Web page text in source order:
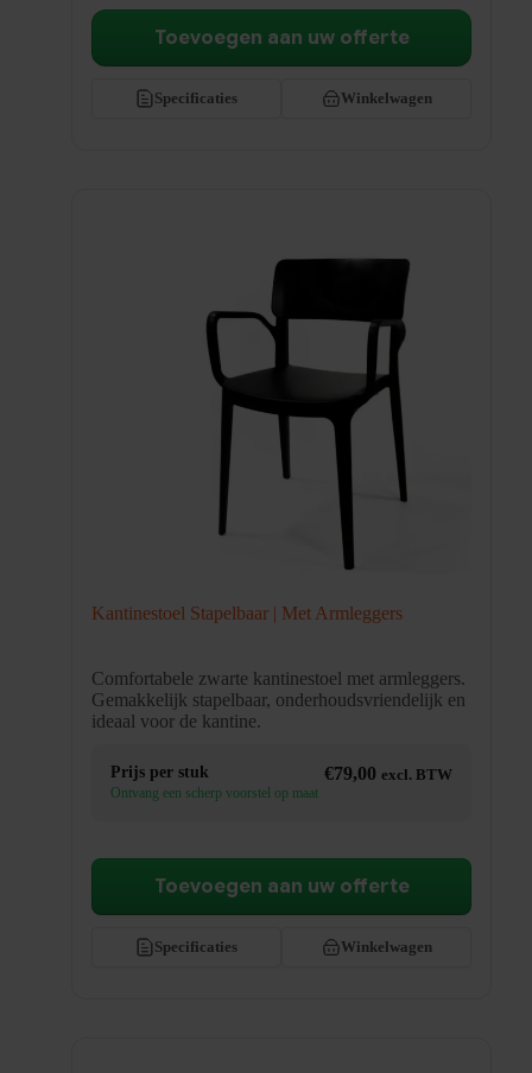
Specificaties Winkelwagen
Toevoegen aan uw offerte
Kantinestoel Stapelbaar | Met Armleggers
Comfortabele zwarte kantinestoel met armleggers.
Gemakkelijk stapelbaar, onderhoudsvriendelijk en
ideaal voor de kantine.
Prijs per stuk €79,00 excl. BTW
Ontvang een scherp voorstel op maat
Specificaties Winkelwagen
Toevoegen aan uw offerte